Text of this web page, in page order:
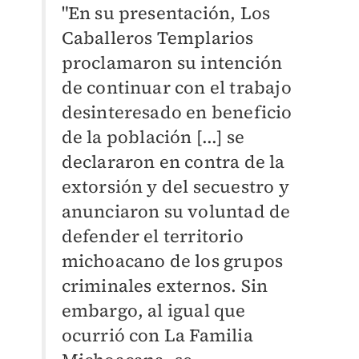
"En su presentación, Los
Caballeros Templarios
proclamaron su intención
de continuar con el trabajo
desinteresado en beneficio
de la población [...] se
declararon en contra de la
extorsión y del secuestro y
anunciaron su voluntad de
defender el territorio
michoacano de los grupos
criminales externos. Sin
embargo, al igual que
ocurrió con La Familia